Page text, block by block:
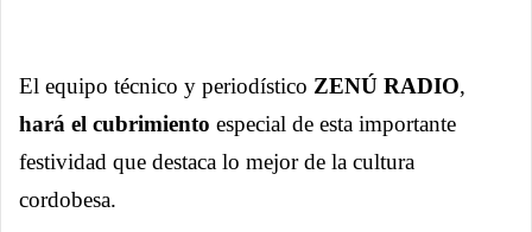
El equipo técnico y periodístico ZENÚ RADIO,
hará el cubrimiento especial de esta importante
festividad que destaca lo mejor de la cultura
cordobesa.